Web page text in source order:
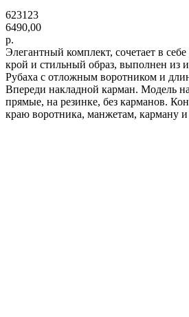
623123
6490,00
р.
Элегантный комплект, сочетает в
крой и стильный образ, выполнен из
Рубаха с отложным воротником и
Впереди накладной карман. Модель
прямые, на резинке, без карманов.
краю воротника, манжетам, карману